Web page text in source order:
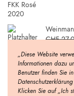
CHF
„Diese Website
Informationen dazu
Benutzer finden Sie
Klicken Sie auf „Ich